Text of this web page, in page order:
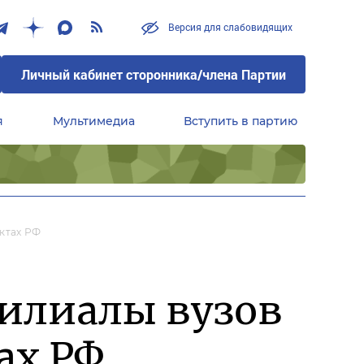
Версия для слабовидящих
Личный кабинет сторонника/члена Партии
Мультимедиа Вступить в партию
РФ
вузов